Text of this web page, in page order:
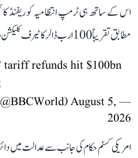
اس کے ساتھ ہی ٹرمپ انتظامیہ کو ریفنڈ کا
مطابق تقریباً 100 ارب ڈالر کا ٹیرف کلیکشن واپس کر دیا گیا ہے۔
refunds hit $100bn
— BBC News (World) (@BBCWorld)
August 5,
2026
امریکی کسٹم حکام کی جانب سے عدالت